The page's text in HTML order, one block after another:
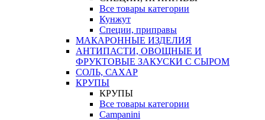
Все товары категории
Кунжут
Специи, приправы
МАКАРОННЫЕ ИЗДЕЛИЯ
АНТИПАСТИ, ОВОЩНЫЕ И
ФРУКТОВЫЕ ЗАКУСКИ С СЫРОМ
СОЛЬ, САХАР
КРУПЫ
КРУПЫ
Все товары категории
Campanini